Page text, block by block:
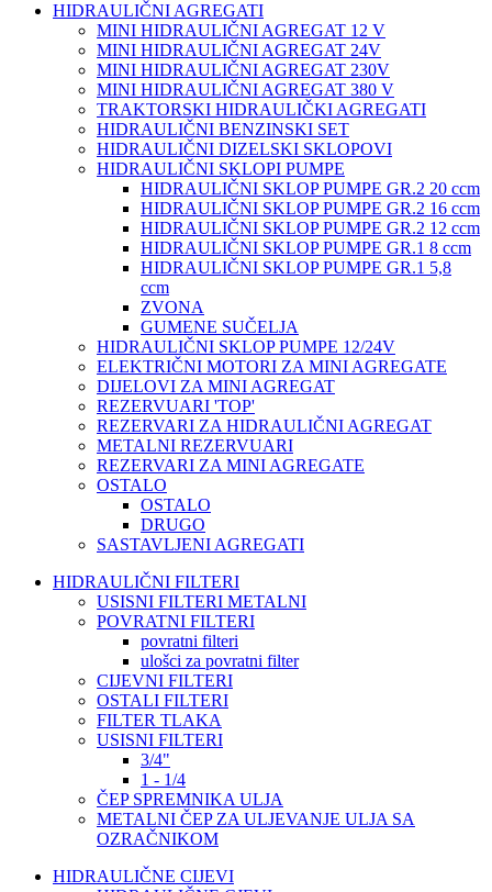
HIDRAULIČNI AGREGATI
MINI HIDRAULIČNI AGREGAT 12 V
MINI HIDRAULIČNI AGREGAT 24V
MINI HIDRAULIČNI AGREGAT 230V
MINI HIDRAULIČNI AGREGAT 380 V
TRAKTORSKI HIDRAULIČKI AGREGATI
HIDRAULIČNI BENZINSKI SET
HIDRAULIČNI DIZELSKI SKLOPOVI
HIDRAULIČNI SKLOPI PUMPE
HIDRAULIČNI SKLOP PUMPE GR.2 20 ccm
HIDRAULIČNI SKLOP PUMPE GR.2 16 ccm
HIDRAULIČNI SKLOP PUMPE GR.2 12 ccm
HIDRAULIČNI SKLOP PUMPE GR.1 8 ccm
HIDRAULIČNI SKLOP PUMPE GR.1 5,8
ccm
ZVONA
GUMENE SUČELJA
HIDRAULIČNI SKLOP PUMPE 12/24V
ELEKTRIČNI MOTORI ZA MINI AGREGATE
DIJELOVI ZA MINI AGREGAT
REZERVUARI 'TOP'
REZERVARI ZA HIDRAULIČNI AGREGAT
METALNI REZERVUARI
REZERVARI ZA MINI AGREGATE
OSTALO
OSTALO
DRUGO
SASTAVLJENI AGREGATI
HIDRAULIČNI FILTERI
USISNI FILTERI METALNI
POVRATNI FILTERI
povratni filteri
ulošci za povratni filter
CIJEVNI FILTERI
OSTALI FILTERI
FILTER TLAKA
USISNI FILTERI
3/4"
1 - 1/4
ČEP SPREMNIKA ULJA
METALNI ČEP ZA ULJEVANJE ULJA SA
OZRAČNIKOM
HIDRAULIČNE CIJEVI